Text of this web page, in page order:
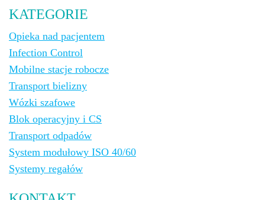
KATEGORIE
Opieka nad pacjentem
Infection Control
Mobilne stacje robocze
Transport bielizny
Wózki szafowe
Blok operacyjny i CS
Transport odpadów
System modułowy ISO 40/60
Systemy regałów